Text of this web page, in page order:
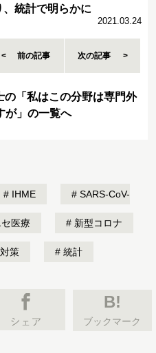
、統計で明らかに
2021.03.24
前の記事 次の記事
の「私はこの分野は専門外
が」の一覧へ
IHME SARS-CoV-
医療 新型コロナ
策 統計
B!
ブックマーク